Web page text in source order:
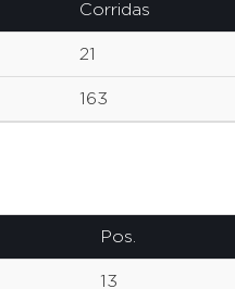
Corridas
21
163
Pos.
13